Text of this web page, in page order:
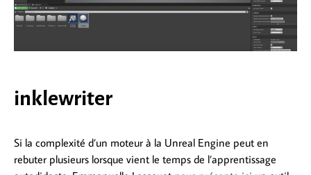
inklewriter
Si la complexité d’un moteur à la Unreal Engine peut en
rebuter plusieurs lorsque vient le temps de l’apprentissage